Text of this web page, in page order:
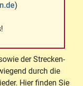
)
der Strecken-
durch die
Hier finden Sie